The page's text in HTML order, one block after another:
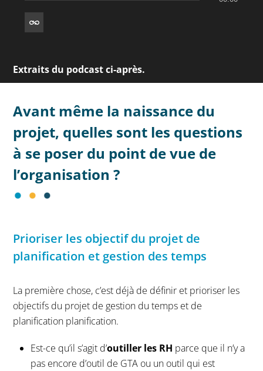
Extraits du podcast ci-après.
Avant même la naissance du
projet, quelles sont les questions
à se poser du point de vue de
l’organisation ?
Prioriser les objectif du projet de
planification et gestion des temps
La première chose, c’est déjà de définir et prioriser les
objectifs du projet de gestion du temps et de
planification planification.
Est-ce qu’il s’agit d’outiller les RH parce que il n’y a
pas encore d’outil de GTA ou un outil qui est